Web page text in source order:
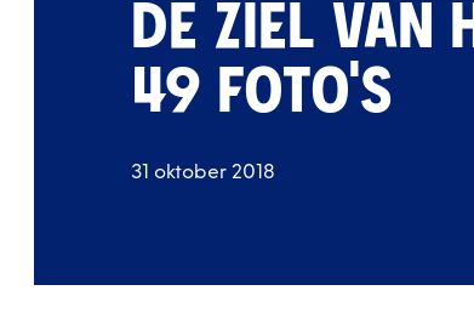
DE ZIEL VAN
49 FOTO'S
31 oktober 2018